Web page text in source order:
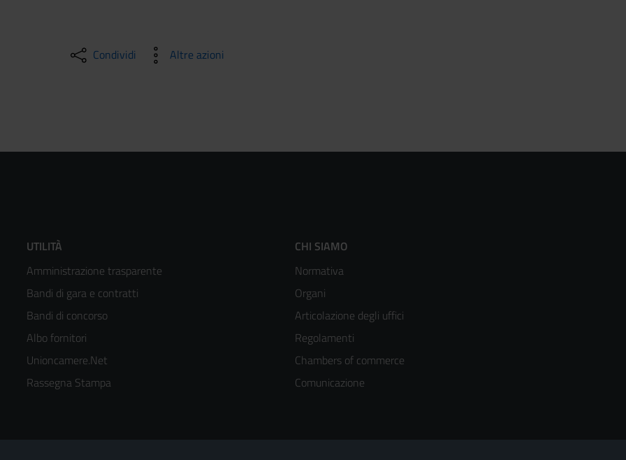
Condividi Altre azioni
Footer
menù
colonna
2
UTILITÀ
Amministrazione trasparente
Bandi di gara e contratti
Bandi di concorso
Albo fornitori
Unioncamere.Net
Rassegna Stampa
Footer
menù
colonna
3
CHI SIAMO
Normativa
Organi
Articolazione degli uffici
Regolamenti
Chambers of commerce
Comunicazione